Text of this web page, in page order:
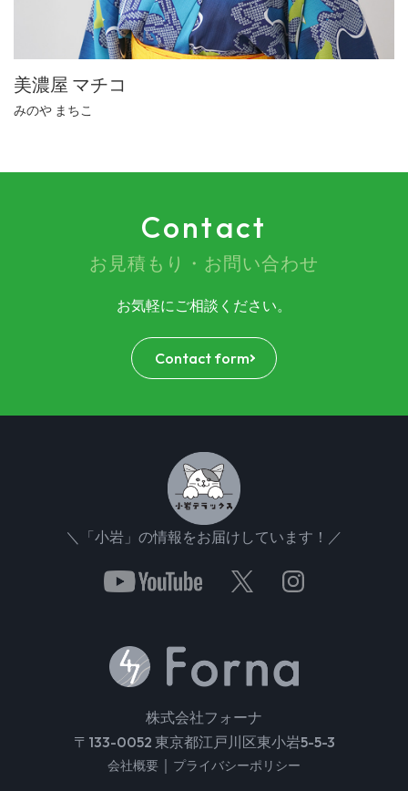
美濃屋 マチコ
みのや まちこ
Contact
お見積もり・お問い合わせ
お気軽にご相談ください。
Contact form
＼「小岩」の情報をお届けしています！／
株式会社フォーナ
〒133-0052 東京都江戸川区東小岩5-5-3
会社概要 プライバシーポリシー